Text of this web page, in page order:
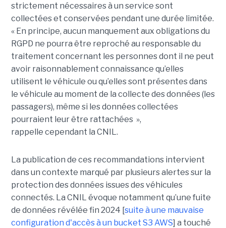
strictement nécessaires à un service sont
collectées et conservées pendant une durée limitée.
« En principe, aucun manquement aux obligations du
RGPD ne pourra être reproché au responsable du
traitement concernant les personnes dont il ne peut
avoir raisonnablement connaissance qu’elles
utilisent le véhicule ou qu’elles sont présentes dans
le véhicule au moment de la collecte des données (les
passagers), même si les données collectées
pourraient leur être rattachées »,
rappelle cependant la CNIL.
La publication de ces recommandations intervient
dans un contexte marqué par plusieurs alertes sur la
protection des données issues des véhicules
connectés. La CNIL évoque notamment qu’une fuite
de données révélée fin 2024 [suite à une mauvaise
configuration d'accès à un bucket S3 AWS] a touché